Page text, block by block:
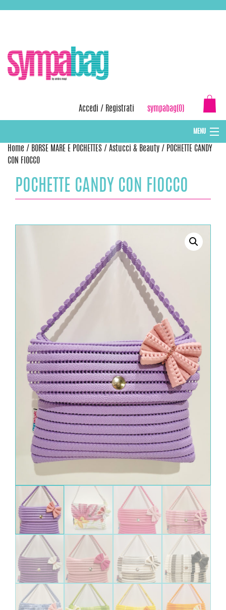
Accedi / Registrati sympabag(0)
MENU
CAPPELLI INVERNALI DONNA
ABBIGLIAMENTO DONNA
Home / BORSE MARE E POCHETTES / Astucci & Beauty / POCHETTE CANDY
CON FIOCCO
POCHETTE CANDY CON FIOCCO